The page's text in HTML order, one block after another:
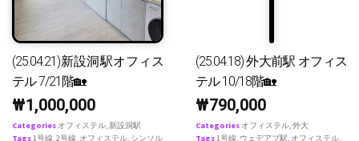
(25.04.21)新設洞駅オフィス
テル 7/21階🏡
₩1,000,000
Categories オフィステル,新設洞駅
Tags1号線,2号線, オフィステル, シンソル
(25.04.18) 外大前駅 オフィス
テル 10/18階🏡
₩790,000
Categories オフィステル,外大
Tags1号線, ウェデアプ駅, オフィステル,